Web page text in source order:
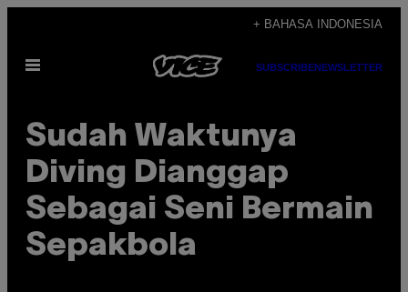
content
+ BAHASA INDONESIA
Open
SUBSCRIBENEWSLETTER
Sudah Waktunya
Diving Dianggap
Sebagai Seni Bermain
Sepakbola